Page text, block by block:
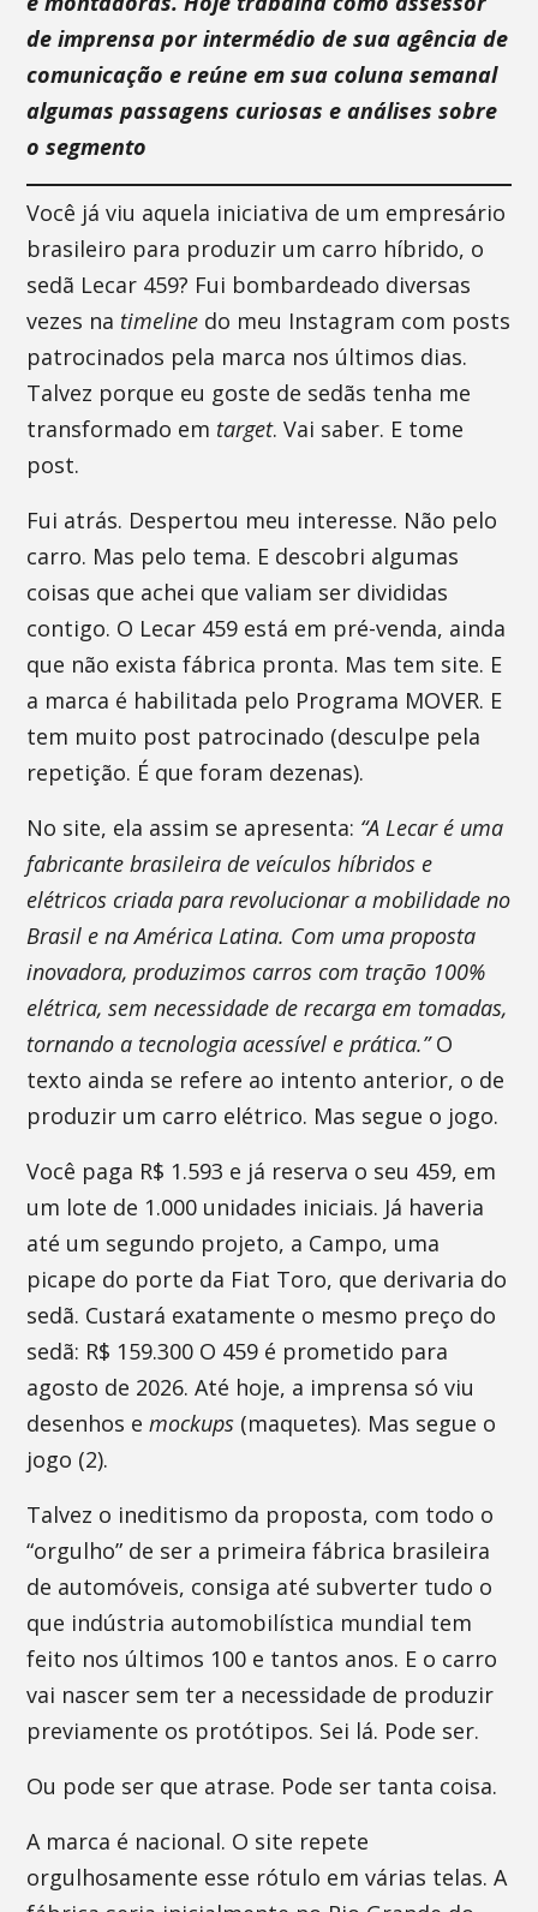
de imprensa por intermédio de sua agência de
comunicação e reúne em sua coluna semanal
algumas passagens curiosas e análises sobre
o segmento
Você já viu aquela iniciativa de um empresário
brasileiro para produzir um carro híbrido, o
sedã Lecar 459? Fui bombardeado diversas
vezes na timeline do meu Instagram com posts
patrocinados pela marca nos últimos dias.
Talvez porque eu goste de sedãs tenha me
transformado em target. Vai saber. E tome
post.
Fui atrás. Despertou meu interesse. Não pelo
carro. Mas pelo tema. E descobri algumas
coisas que achei que valiam ser divididas
contigo. O Lecar 459 está em pré-venda, ainda
que não exista fábrica pronta. Mas tem site. E
a marca é habilitada pelo Programa MOVER. E
tem muito post patrocinado (desculpe pela
repetição. É que foram dezenas).
No site, ela assim se apresenta: “A Lecar é uma
fabricante brasileira de veículos híbridos e
elétricos criada para revolucionar a mobilidade no
Brasil e na América Latina. Com uma proposta
inovadora, produzimos carros com tração 100%
elétrica, sem necessidade de recarga em tomadas,
tornando a tecnologia acessível e prática.”O
texto ainda se refere ao intento anterior, o de
produzir um carro elétrico. Mas segue o jogo.
Você paga R$ 1.593 e já reserva o seu 459, em
um lote de 1.000 unidades iniciais. Já haveria
até um segundo projeto, a Campo, uma
picape do porte da Fiat Toro, que derivaria do
sedã. Custará exatamente o mesmo preço do
sedã: R$ 159.300 O 459 é prometido para
agosto de 2026. Até hoje, a imprensa só viu
desenhos emockups (maquetes). Mas segue o
jogo (2).
Talvez o ineditismo da proposta, com todo o
“orgulho” de ser a primeira fábrica brasileira
de automóveis, consiga até subverter tudo o
que indústria automobilística mundial tem
feito nos últimos 100 e tantos anos. E o carro
vai nascer sem ter a necessidade de produzir
previamente os protótipos. Sei lá. Pode ser.
Ou pode ser que atrase. Pode ser tanta coisa.
A marca é nacional. O site repete
orgulhosamente esse rótulo em várias telas. A